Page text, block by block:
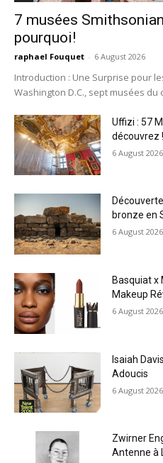
7 musées
pourquoi!
raphael Fouquet - 6 August 2026
Introduction : Une Surprise pour
Washington D.C., sept musées du
Uffizi : 57
découvrez !
6 August 2026
bronze en
6 August 2026
Basquiat x
Makeup
6 August 2026
Isaiah
Adoucis
6 August 2026
Zwirner
Antenne à